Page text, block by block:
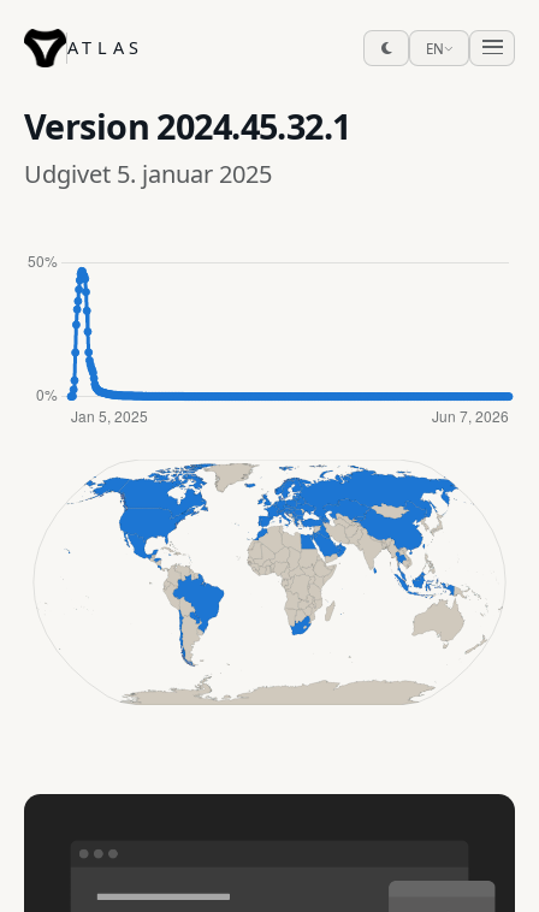
ATLAS EN
Version 2024.45.32.1
Udgivet 5. januar 2025